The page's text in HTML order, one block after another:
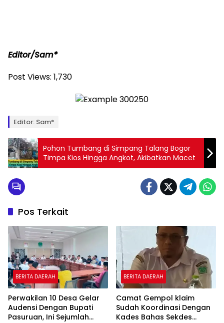
Editor/Sam*
Post Views: 1,730
Editor: Sam*
Pohon Tumbang di Simpang Talang Bogor
Timpa Kios Hingga Angkot, Akibatkan Macet
Pos Terkait
BERITA DAERAH
Perwakilan 10 Desa Gelar
Audensi Dengan Bupati
Pasuruan, Ini Sejumlah
BERITA DAERAH
Camat Gempol klaim
Sudah Koordinasi Dengan
Kades Bahas Sekdes